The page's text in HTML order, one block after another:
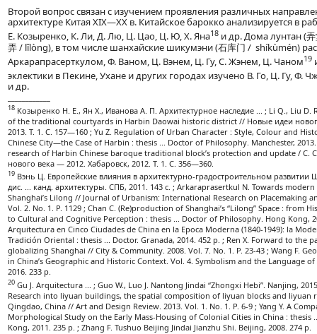
Второй вопрос связан с изучением проявления различных
архитектуре Китая XIX—XX в. Китайское барокко анализируется в
Е. Козыренко, К. Ли, Д. Лю, Ц. Цао, Ц. Ю, Х. Яна18 и др. Дома лунтан (
弄 / lǐlòng), в том числе шанхайские шикумэни (石库门 / shíkùmén)
Аркарапрасерткулом, Ф. Ваном, Ц. Вэнем, Ц. Гу, С. Жэнем, Ц. Чаном19
эклектики в Пекине, Ухане и других городах изучено В. Го, Ц. Гу,
и др.
18 Козыренко Н. Е., Ян Х., Иванова А. П. Архитектурное наследие ... ; Li Q., Liu D.
of the traditional courtyards in Harbin Daowai historic district // Новые идеи
2013. Т. 1. С. 157—160 ; Yu Z. Regulation of Urban Character : Style, Colour and
Chinese City—the Case of Harbin : thesis ... Doctor of Philosophy. Manchester,
research of Harbin Chinese baroque traditional block’s protection and update / С.
нового века — 2012. Хабаровск, 2012. Т. 1. С. 356—360.
19 Вэнь Ц. Европейские влияния в архитектурно-градостроительном развитии
дис. ... канд. архитектуры. СПБ, 2011. 143 с. ; Arkaraprasertkul N. Towards
Shanghai’s Lilong // Journal of Urbanism: International Research on Placemaking
Vol. 2. No. 1. P. 1129 ; Chan C. (Re)production of Shanghai’s “Lilong” Space : from
to Cultural and Cognitive Perception : thesis ... Doctor of Philosophy. Hong Kong,
Arquitectura en Cinco Ciudades de China en la Epoca Moderna (1840-1949): la
Tradición Oriental : thesis ... Doctor. Granada, 2014. 452 p. ; Ren X. Forward to the
globalizing Shanghai // City & Community. 2008. Vol. 7. No. 1. P. 23-43 ; Wang F.
in China’s Geographic and Historic Context. Vol. 4. Symbolism and the Language
2016. 233 p.
20 Gu J. Arquitectura ... ; Guo W., Luo J. Nantong Jindai “Zhongxi Hebi”. Nanjing,
Research into liyuan buildings, the spatial composition of liyuan blocks and liyuan
Qingdao, China // Art and Design Review. 2013. Vol. 1. No. 1. P. 6-9 ; Yang Y. A
Morphological Study on the Early Mass-Housing of Colonial Cities in China : thesis
Kong, 2011. 235 p. ; Zhang F. Tushuo Beijing Jindai Jianzhu Shi. Beijing, 2008. 274 p.